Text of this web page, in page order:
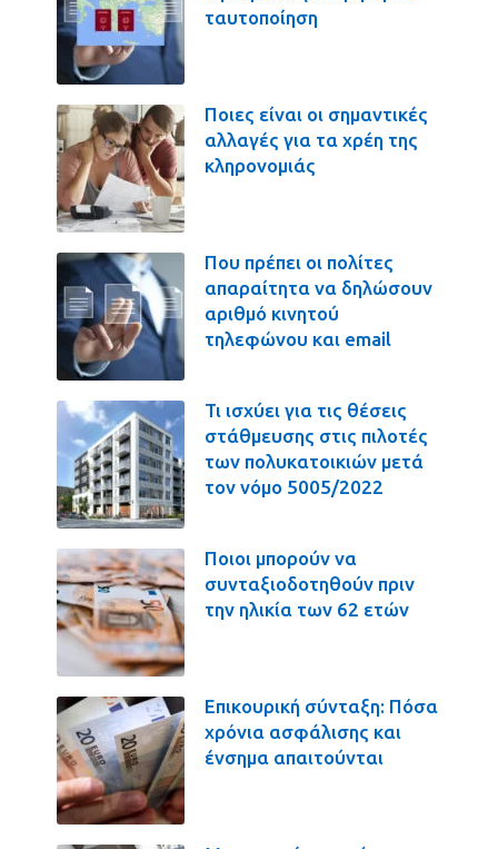
ταυτοποίηση
Ποιες είναι οι σημαντικές
αλλαγές για τα χρέη της
κληρονομιάς
Που πρέπει οι πολίτες
απαραίτητα να δηλώσουν
αριθμό κινητού
τηλεφώνου και email
Τι ισχύει για τις θέσεις
στάθμευσης στις πιλοτές
των πολυκατοικιών μετά
τον νόμο 5005/2022
Ποιοι μπορούν να
συνταξιοδοτηθούν πριν
την ηλικία των 62 ετών
Επικουρική σύνταξη: Πόσα
χρόνια ασφάλισης και
ένσημα απαιτούνται